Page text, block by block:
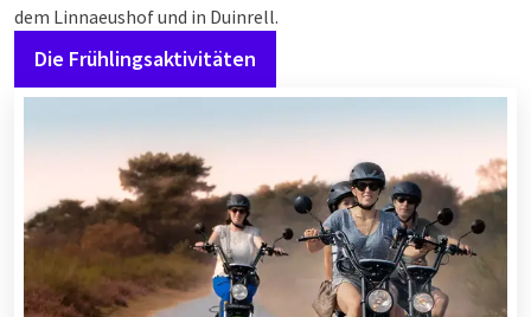
dem Linnaeushof und in Duinrell.
Die Frühlingsaktivitäten